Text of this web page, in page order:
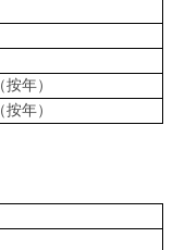
年）
年）